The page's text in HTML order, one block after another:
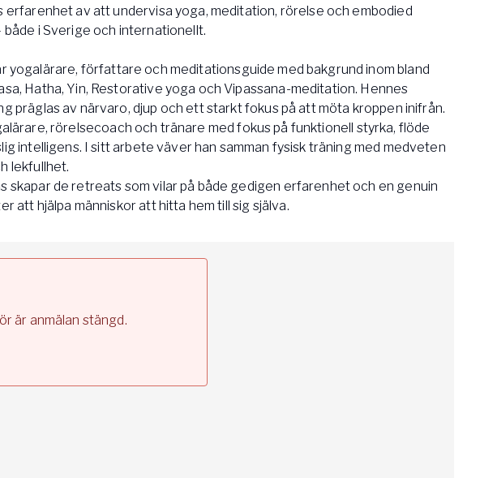
erfarenhet av att undervisa yoga, meditation, rörelse och embodied
både i Sverige och internationellt.
yogalärare, författare och meditationsguide med bakgrund inom bland
Hatha, Yin, Restorative yoga och Vipassana-meditation. Hennes
präglas av närvaro, djup och ett starkt fokus på att möta kroppen inifrån.
rörelsecoach och tränare med fokus på funktionell styrka, flöde
intelligens. I sitt arbete väver han samman fysisk träning med medveten
lekfullhet.
skapar de retreats som vilar på både gedigen erfarenhet och en genuin
att hjälpa människor att hitta hem till sig själva.
är anmälan stängd.